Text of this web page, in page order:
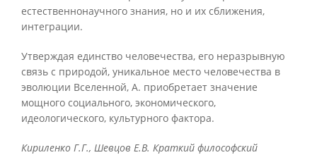
естественнонаучного знания, но и их сближения,
интеграции.
Утверждая единство человечества, его неразрывную
связь с природой, уникальное место человечества в
эволюции Вселенной, А. приобретает значение
мощного социального, экономического,
идеологического, культурного фактора.
Кириленко Г.Г., Шевцов Е.В. Краткий философский